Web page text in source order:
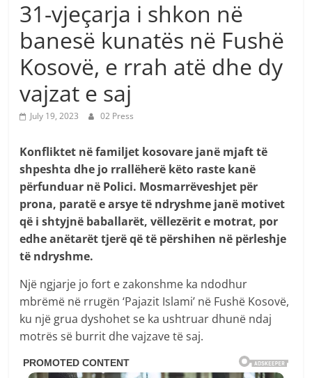
31-vjeçarja i shkon në
banesë kunatës në Fushë
Kosovë, e rrah atë dhe dy
vajzat e saj
July 19, 2023 02 Press
Konfliktet në familjet kosovare janë mjaft të
shpeshta dhe jo rrallëherë këto raste kanë
përfunduar në Polici. Mosmarrëveshjet për
prona, paratë e arsye të ndryshme janë motivet
që i shtyjnë baballarët, vëllezërit e motrat, por
edhe anëtarët tjerë që të përshihen në përleshje
të ndryshme.
Një ngjarje jo fort e zakonshme ka ndodhur
mbrëmë në rrugën ‘Pajazit Islami’ në Fushë Kosovë,
ku një grua dyshohet se ka ushtruar dhunë ndaj
motrës së burrit dhe vajzave të saj.